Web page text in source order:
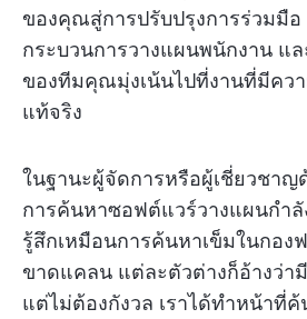
ของคุณสู่การปรับปรุงการร่วมมือ
กระบวนการวางแผนพนักงาน แ
ของทีมคุณมุ่งเน้นไปที่งานที่มีคว
แท้จริง
ในฐานะผู้จัดการหรือผู้เชี่ยวชา
การค้นหาซอฟต์แวร์วางแผนกำ
รู้สึกเหมือนการค้นหาเข็มในกอง
ขาดแคลน แต่ละตัวต่างก็อ้างว่า
แต่ไม่ต้องกังวล เราได้ทำหน้าที่